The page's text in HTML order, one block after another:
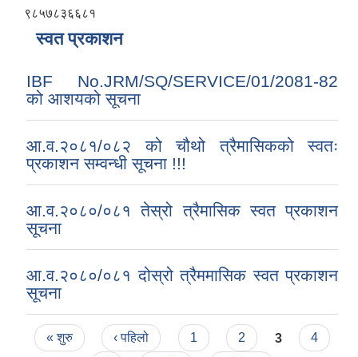
९८५७८३६६८१
स्वत प्रकाशन
IBF No.JRM/SQ/SERVICE/01/2081-82
को आशयको सूचना
आ.व.२०८१/०८२ को चौथो त्रैमासिकको स्वतः
प्रकाशन सम्वन्धी सूचना !!!
आ.व.२०८०/०८१ तेस्रो त्रैमासिक स्वत प्रकाशन
सूचना
आ.व.२०८०/०८१ दोस्रो त्रैममासिक स्वत प्रकाशन
सूचना
Pages
« शुरु ‹ पहिलो 1 2 3
4